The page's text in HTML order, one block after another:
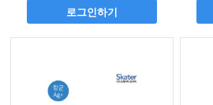
로그인하기